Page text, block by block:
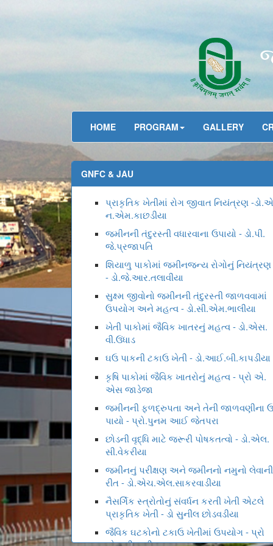
HOME PROGRAM GALLERY
GNFC & JAU
પ્રાકૃતિક ખેતીમાં રોગ જીવાત નિયંત્રણ -ડો.એ
ન.એમ.કાછડીયા
જમીનની તંદુરસ્તી વધારવાના ઉપાયો - ડો.પી.
જે.પ્રજાપતિ
શિયાળુ પાકોમાં જમીનજન્ય રોગોનું નિયંત્રણ
- ડો.જે.આર.તલાવીયા
સુક્ષ્મ જીવોનો જમીનની તંદુરસ્તી જાળવવામાં
ઉપયોગ અને મહત્વ - ડો.સી.એમ.ભાલીયા
ખેતી પાકોમાં જૈવિક ખાતરનું મહત્વ - ડો.એસ.
વી.ઉંધાડ
ઘઉ પાકની ટકાઉ ખેતી - ડો.આઈ.બી.કાપડીયા
કૃષિ પાકોમાં જૈવિક ખાતરોનું મહત્વ - પ્રો એ.
એસ જાડેજા
જમીનની ફળદ્રુપતા અને તેની જાળવણીના ઉ
પાયો - પ્રો.પુનમ આઈ જેતપરા
છોડની વૃદ્ધિ માટે જરૂરી પોષકતત્વો - ડો.એલ.
સી.વેકરીયા
જમીનનું પરીક્ષણ અને જમીનનો નમુનો લેવાની
રીત - ડો.એચ.એલ.સાકરવાડીયા
નૈસર્ગિક સ્ત્રોતોનું સંવર્ધન કરતી ખેતી એટલે
પ્રાકૃતિક ખેતી - ડો સુનીલ છોડવડીયા
જૈવિક ઘટકોનો ટકાઉ ખેતીમાં ઉપયોગ - પ્રો